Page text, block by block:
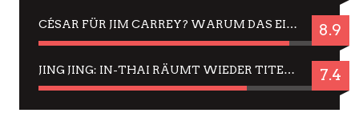
CÉSAR FÜR JIM CARREY? WARUM DAS EINER DER NERVIGSTEN ACTORS IST UND BLEIBT 8.9
JING JING: IN-THAI RÄUMT WIEDER TITEL AB – EIN ZWEI-STUNDEN-ERLEBNISBERICHT 7.4